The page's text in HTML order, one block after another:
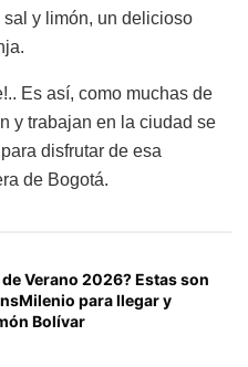
y limón, un delicioso
Es así, como muchas de
y trabajan en la ciudad se
disfrutar de esa
de Bogotá.
de Verano 2026? Estas son
para llegar y
Bolívar